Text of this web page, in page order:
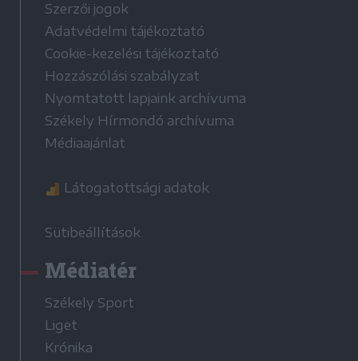
Szerzői jogok
Adatvédelmi tájékoztató
Cookie-kezelési tájékoztató
Hozzászólási szabályzat
Nyomtatott lapjaink archívuma
Székely Hírmondó archívuma
Médiaajánlat
Látogatottsági adatok
Sütibeállítások
Médiatér
Székely Sport
Liget
Krónika